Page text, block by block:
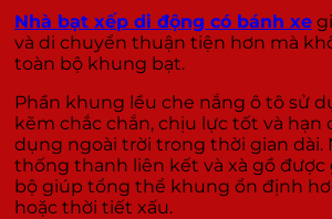
Nhà bạt xếp di động có bánh xe
và di chuyển thuận tiện hơn mà
toàn bộ khung bạt.
Phần khung lều che nắng ô tô sử
kẽm chắc chắn, chịu lực tốt và hạn
dụng ngoài trời trong thời gian dài.
thống thanh liên kết và xà gồ được
bộ giúp tổng thể khung ổn định
hoặc thời tiết xấu.